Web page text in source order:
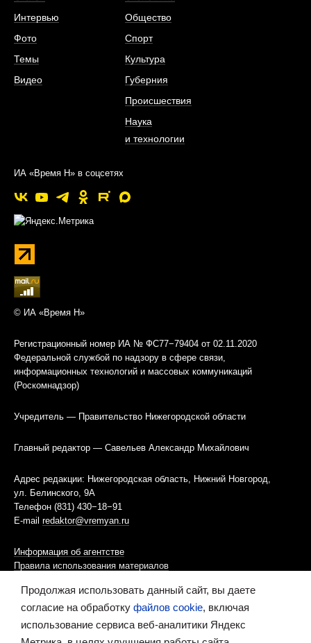
Интервью
Фото
Темы
Видео
Общество
Спорт
Культура
Губерния
Происшествия
Наука
и технологии
ИА «Время Н» в соцсетях
© ИА «Время Н»
Регистрационный номер ИА № ФС77−79404 от 02.11.2020
Федеральной службой по надзору в сфере связи,
информационных технологий и массовых коммуникаций
(Роскомнадзор)
Учредитель — Правительство Нижегородской области
Главный редактор — Савельев Александр Михайлович
Адрес редакции: Нижегородская область, Нижний Новгород,
ул. Белинского, 9А
Телефон (831) 430−18−91
E-mail redaktor@vremyan.ru
Информация об агентстве
Правила использования материалов
Информационная политика использования «cookies»-файлов
Ресурс содержит материалы 16+
Продолжая использовать данный сайт, вы даете
согласие на обработку файлов cookie, включая
использование сервиса веб-аналитики Яндекс